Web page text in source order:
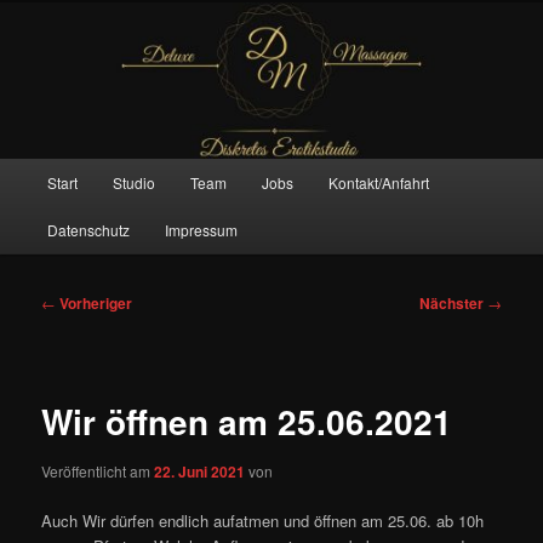
Deluxe Massagen And More
Start Studio Team Jobs Kontakt/Anfahrt
Datenschutz Impressum
Beitragsnavigation
← Vorheriger Nächster →
Wir öffnen am 25.06.2021
Veröffentlicht am22. Juni 2021 von
Auch Wir dürfen endlich aufatmen und öffnen am 25.06. ab 10h